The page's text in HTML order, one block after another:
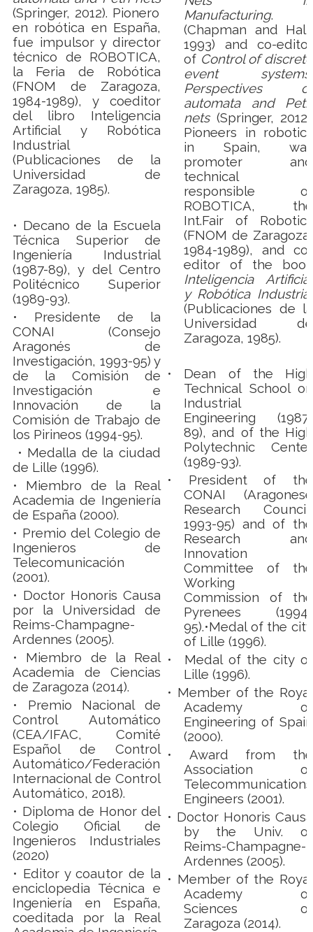
(Springer, 2012). Pionero
en robótica en España,
fue impulsor y director
técnico de ROBOTICA,
la Feria de Robótica
(FNOM de Zaragoza,
1984-1989), y coeditor
del libro Inteligencia
Artificial y Robótica
Industrial
(Publicaciones de la
Universidad de
Zaragoza, 1985).
• Decano de la Escuela
Técnica Superior de
Ingeniería Industrial
(1987-89), y del Centro
Politécnico Superior
(1989-93).
• Presidente de la
CONAI (Consejo
Aragonés de
Investigación, 1993-95) y
de la Comisión de
Investigación e
Innovación de la
Comisión de Trabajo de
los Pirineos (1994-95).
• Medalla de la ciudad
de Lille (1996).
• Miembro de la Real
Academia de Ingeniería
de España (2000).
• Premio del Colegio de
Ingenieros de
Telecomunicación
(2001).
• Doctor Honoris Causa
por la Universidad de
Reims-Champagne-
Ardennes (2005).
• Miembro de la Real
Academia de Ciencias
de Zaragoza (2014).
• Premio Nacional de
Control Automático
(CEA/IFAC, Comité
Español de Control
Automático/Federación
Internacional de Control
Automático, 2018).
• Diploma de Honor del
Colegio Oficial de
Ingenieros Industriales
(2020)
• Editor y coautor de la
enciclopedia Técnica e
Ingeniería en España,
coeditada por la Real
Manufacturing.
(Chapman and Hall,
1993) and co-editor
of Control of discrete
event systems.
Perspectives of
automata and Petri
nets(Springer, 2012).
Pioneers in robotics
in Spain, was
promoter and
technical
responsible of
ROBOTICA, the
Int.Fair of Robotics
(FNOM de Zaragoza,
1984-1989), and co-
editor of the book
Inteligencia Artificial
y Robótica Industrial
(Publicaciones de la
Universidad de
Zaragoza, 1985).
• Dean of the High
Technical School on
Industrial
Engineering (1987-
89), and of the High
Polytechnic Center
(1989-93).
• President of the
CONAI (Aragonese
Research Council,
1993-95) and of the
Research and
Innovation
Committee of the
Working
Commission of the
Pyrenees (1994-
95).•Medal of the city
of Lille (1996).
• Medal of the city of
Lille (1996).
• Member of the Royal
Academy of
Engineering of Spain
(2000).
• Award from the
Association of
Telecommunications
Engineers (2001).
• Doctor Honoris Causa
by the Univ. of
Reims-Champagne-
Ardennes (2005).
• Member of the Royal
Academy of
Sciences of
Zaragoza (2014).